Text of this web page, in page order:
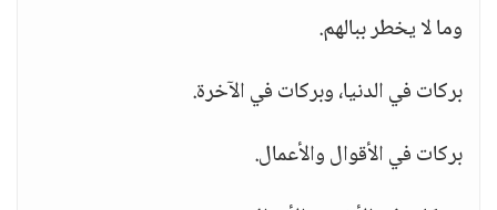
وما لا يخطر ببالهم.
بركات في الدنيا، وبركات في الآخرة.
بركات في الأقوال والأعمال.